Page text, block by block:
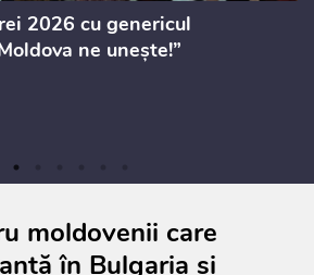
2026 cu genericul
ne unește!”
moldovenii care
în Bulgaria și